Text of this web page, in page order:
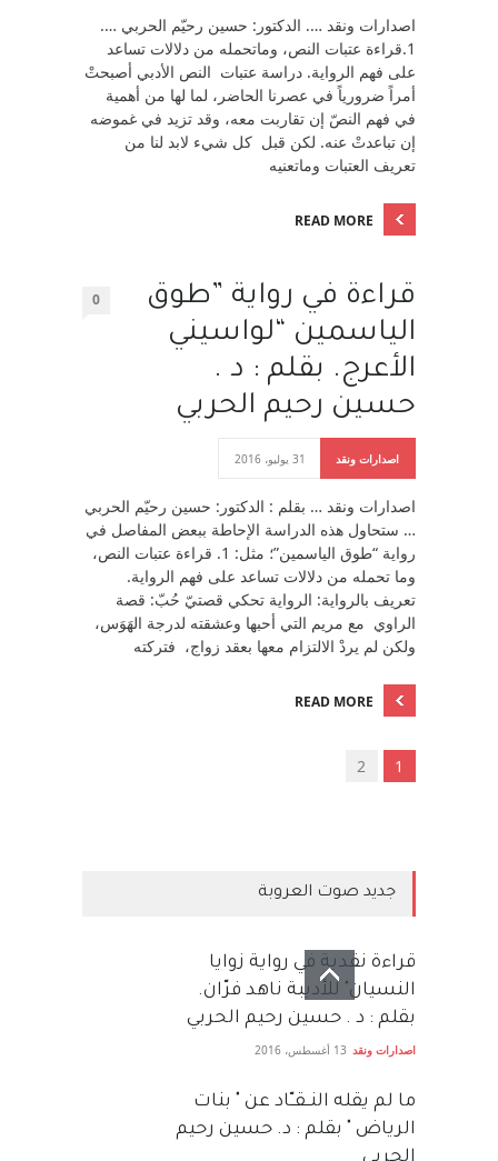
اصدارات ونقد …. الدكتور: حسين رحيّم الحربي ….
1.قراءة عتبات النص، وماتحمله من دلالات تساعد
على فهم الرواية. دراسة عتبات النص الأدبي أصبحتْ
أمراً ضرورياً في عصرنا الحاضر، لما لها من أهمية
في فهم النصّ إن تقاربت معه، وقد تزيد في غموضه
إن تباعدتْ عنه. لكن قبل كل شيء لابد لنا من
تعريف العتبات وماتعنيه
READ MORE
قراءة في رواية ”طوق
الياسمين “لواسيني
الأعرج. بقلم : د .
حسين رحيم الحربي
0
اصدارات ونقد 31 يوليو، 2016
اصدارات ونقد … بقلم : الدكتور: حسين رحيّم الحربي
… ستحاول هذه الدراسة الإحاطة ببعض المفاصل في
رواية “طوق الياسمين”؛ مثل: 1. قراءة عتبات النص،
وما تحمله من دلالات تساعد على فهم الرواية.
تعريف بالرواية: الرواية تحكي قصتيّ حُبّ: قصة
الراوي مع مريم التي أحبها وعشقته لدرجة الهَوَس،
ولكن لم يردْ الالتزام معها بعقد زواج، فتركته
READ MORE
1
2
جديد صوت العروبة
قراءة نقدية في رواية زوايا
النسيان" للأديبة ناهد فرّان.
بقلم : د . حسين رحيم الحربي
اصدارات ونقد 13 أغسطس، 2016
ما لم يقله النــقــّاد عن " بنات
الرياض " بقلم : د. حسين رحيم